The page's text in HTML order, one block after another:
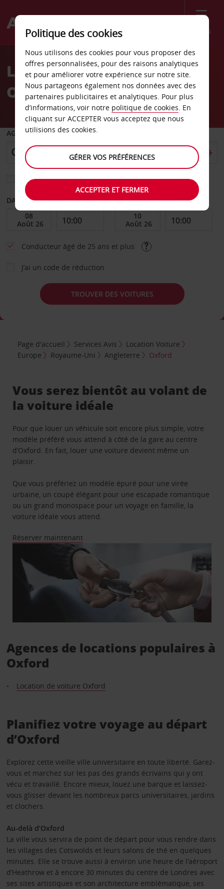
Menu
Welcome
AvisLocation de voiture à
Oxford
AGENCE DE DÉPART
Sélectionnez une autre agence de retour
DATE DE DÉBUT DATE DE FIN
Conducteur âgé de 25 ans et plus
J’ai un code de réduction
TROUVER DES VOITURES
Page d'accueil Services Avis
Location Voiture
Europe
Royaume-Uni Angleterre Oxford
Vous serez bientôt au volant de
la voiture idéale
Pour que louer un véhicule soit encore plus simple, votre
modèle préféré vous attend à côté de la gare au centre
d’Oxford. En fait, louer une voiture devient même un
plaisir.
Que vous préfériez un modèle épuré pour une virée
urbaine, un coupé élégant pour une escapade romantique
ou un grand monospace pour un voyage en famille, la
voiture idéale vous attend.
Réserver maintenant
Agences de locations populaires à
Oxford
Location de voiture Oxford
Planifiez votre voyage au départ
d’Oxford
Explorez cette vieille ville universitaire en toute liberté. Garez-
vous et marchez sur les pas des grands écrivains qui y ont
vécu et travaillé. Encore mieux, louez une barque et laissez-
vous glisser devant les nombreux parcs universitaires, jardins
et clochers.
Au-delà d’Oxford
La ville vous servira de point de départ pour vous rendre dans
les villages des Cotswolds et leurs salons de thé en quelques
minutes. Elle se trouve aussi à environ une heure de l’aéroport
d’Heathrow et à encore 30 minutes du centre de Londres avec
ses sites artistiques et son architecture emblématique, ses
Politique des cookies
Nous utilisons des cookies pour vous proposer des
offres personnalisées, pour des raisons analytiques
et pour améliorer votre expérience sur notre site.
Nous partageons également nos données avec des
partenaires publicitaires et analytiques. Pour plus
d’informations, voir notre politique de cookies. En
cliquant sur ACCEPTER vous acceptez que nous
utilisions des cookies.
GÉRER VOS PRÉFÉRENCES
ACCEPTER ET FERMER